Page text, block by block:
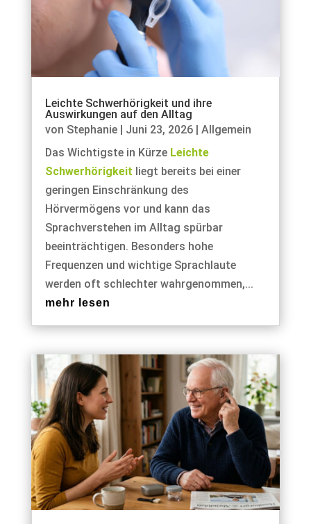
Leichte Schwerhörigkeit und ihre
Auswirkungen auf den Alltag
von Stephanie| Juni 23, 2026| Allgemein
Das Wichtigste in Kürze Leichte
Schwerhörigkeit liegt bereits bei einer
geringen Einschränkung des
Hörvermögens vor und kann das
Sprachverstehen im Alltag spürbar
beeinträchtigen. Besonders hohe
Frequenzen und wichtige Sprachlaute
werden oft schlechter wahrgenommen,...
mehr lesen